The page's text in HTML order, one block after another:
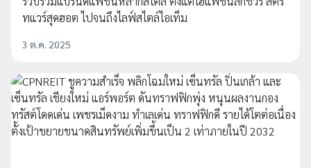
ทแวร์สุดฮอต ไปจนถึงไลฟ์สไตล์ไอเท็ม
3 ต.ค. 2025